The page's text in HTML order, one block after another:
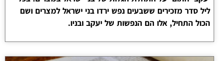
ליל סדר מזכירים ששבעים נפש ירדו בני ישראל למצרים ושם
הכול התחיל, אלו הם הנפשות של יעקב ובניו.